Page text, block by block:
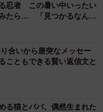
怖じしない！（けだ・まもさ
ってくれる里親さ
忍者 この暑い中いったい
たら… 「見つかるなんて
り合いから唐突なメッセー
ともできる賢い返信文と
る猫とパパ、偶然生まれた